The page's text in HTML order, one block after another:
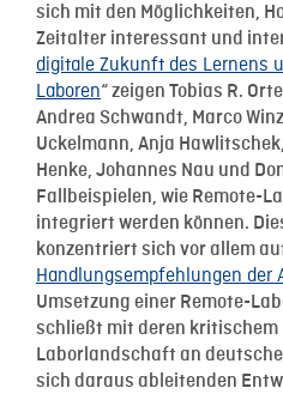
sich mit den Möglichkeiten,
Zeitalter interessant und
digitale Zukunft des Lernens
Laboren“ zeigen Tobias R.
Andrea Schwandt, Marco
Uckelmann, Anja
Henke, Johannes Nau und
Fallbeispielen, wie Remote-
integriert werden können.
konzentriert sich vor allem
Handlungsempfehlungen der
Umsetzung einer Remote-
schließt mit deren
Laborlandschaft an
sich daraus ableitenden